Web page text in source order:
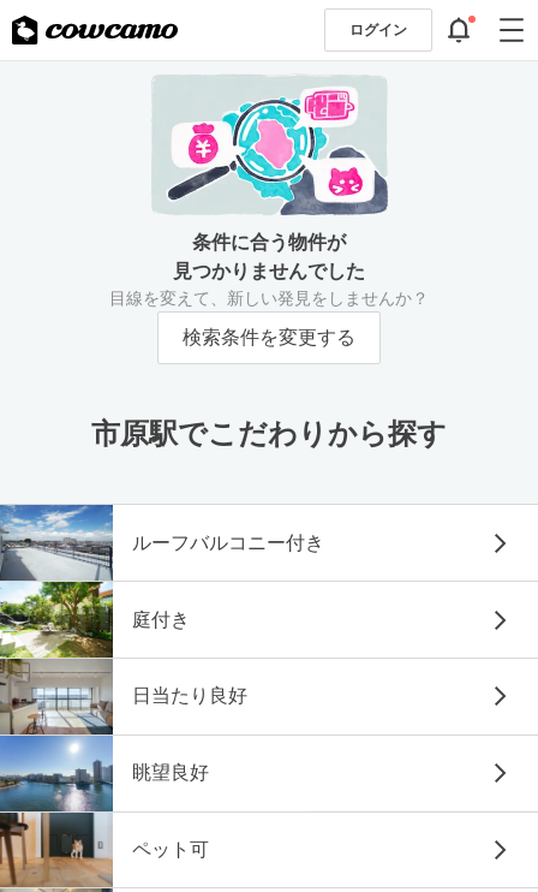
ログイン
条件に合う物件が
見つかりませんでした
目線を変えて、新しい発見をしませんか？
検索条件を変更する
市原駅でこだわりから探す
ルーフバルコニー付き
庭付き
日当たり良好
眺望良好
ペット可